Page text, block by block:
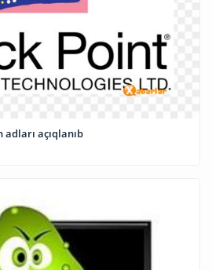
açıqlanıb